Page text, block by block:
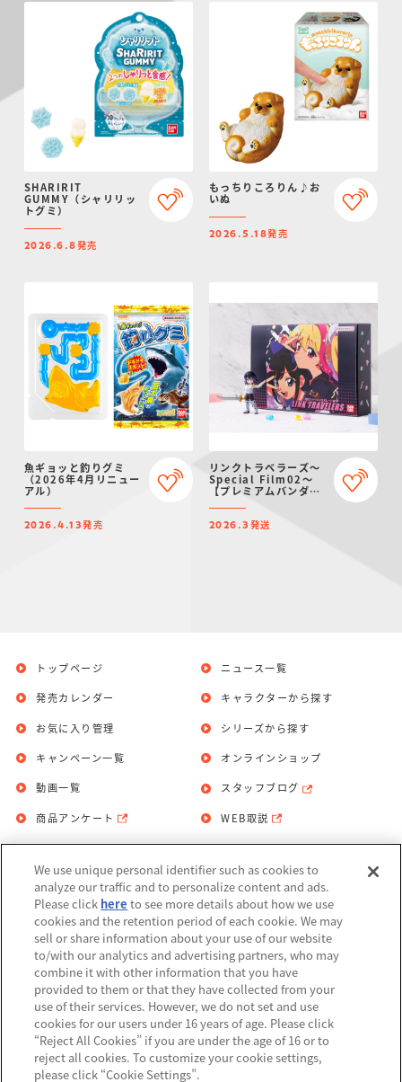
SHARIRIT
GUMMY（シャリリッ
トグミ）
2026.6.8発売
もっちりころりん♪お
いぬ
2026.5.18発売
魚ギョッと釣りグミ
（2026年4月リニュー
アル）
2026.4.13発売
リンクトラベラーズ～
Special Film02～
【プレミアムバンダイ
2026.3 発送
トップページ
発売カレンダー
お気に入り管理
ニュース一覧
キャラクターから探す
シリーズから探す
キャンペーン一覧
動画一覧
商品アンケート
オンラインショップ
スタッフブログ
WEB取説
お問い合わせ 個人情報保護方針
利用規約
Do Not Sell or Share My Personal
Information
アレルギー情報
We use unique personal identifier such as cookies to
analyze our traffic and to personalize content and ads.
Please click here to see more details about how we use
cookies and the retention period of each cookie. We may
sell or share information about your use of our website
to/with our analytics and advertising partners, who may
combine it with other information that you have
provided to them or that they have collected from your
use of their services. However, we do not set and use
cookies for our users under 16 years of age. Please click
“Reject All Cookies” if you are under the age of 16 or to
reject all cookies. To customize your cookie settings,
please click “Cookie Settings”.